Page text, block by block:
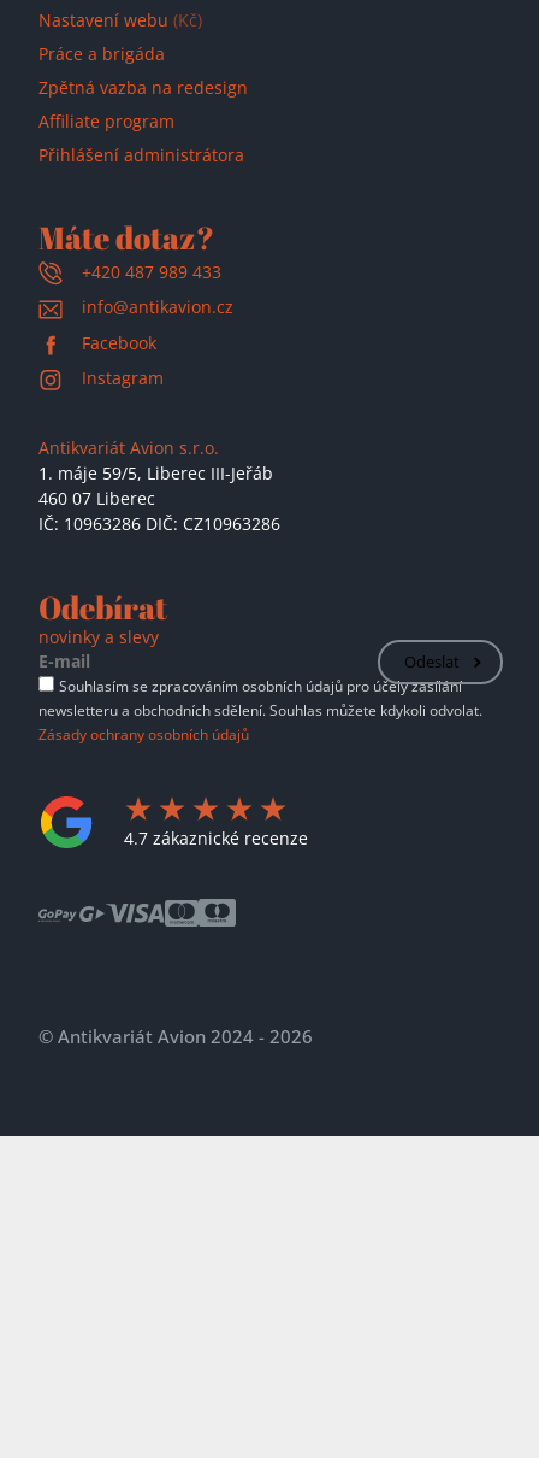
Nastavení webu (Kč)
Práce a brigáda
Zpětná vazba na redesign
Affiliate program
Přihlášení administrátora
Máte dotaz?
+420 487 989 433
info@antikavion.cz
Facebook
Instagram
Antikvariát Avion s.r.o.
1. máje 59/5, Liberec III-Jeřáb
460 07 Liberec
IČ: 10963286 DIČ: CZ10963286
Odebírat
novinky a slevy
Odeslat
Souhlasím se zpracováním osobních údajů pro účely zasílání
newsletteru a obchodních sdělení. Souhlas můžete kdykoli odvolat.
Zásady ochrany osobních údajů
4.7 zákaznické recenze
© Antikvariát Avion 2024 - 2026